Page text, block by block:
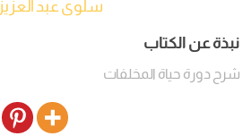
سلوى عبد العزيز
نبذة عن الكتاب
شرح دورة حياة المخلفات